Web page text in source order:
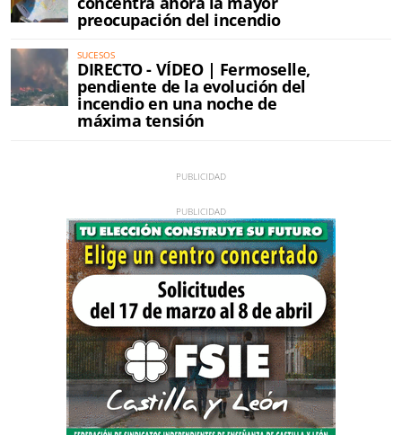
preocupación del incendio
SUCESOS
DIRECTO - VÍDEO | Fermoselle,
pendiente de la evolución del
incendio en una noche de
máxima tensión